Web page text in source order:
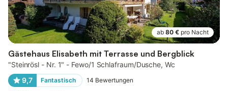
ab 80 € pro Nacht
Gästehaus Elisabeth mit Terrasse und Bergblick
"Steinrösl - Nr. 1" - Fewo/1 Schlafraum/Dusche, Wc
9,7
Fantastisch 14 Bewertungen